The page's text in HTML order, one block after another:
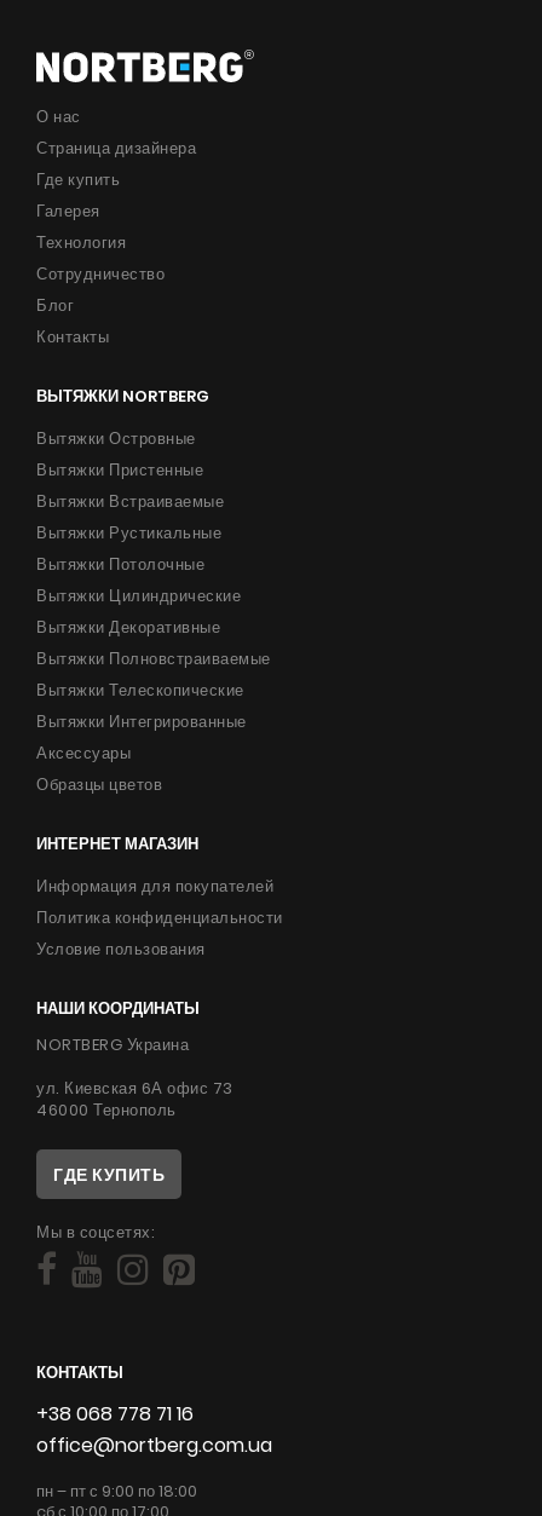
О нас
Страница дизайнера
Где купить
Галерея
Технология
Сотрудничество
Блог
Контакты
ВЫТЯЖКИ NORTBERG
Вытяжки Островные
Вытяжки Пристенные
Вытяжки Встраиваемые
Вытяжки Рустикальные
Вытяжки Потолочные
Вытяжки Цилиндрические
Вытяжки Декоративные
Вытяжки Полновстраиваемые
Вытяжки Телескопические
Вытяжки Интегрированные
Аксессуары
Образцы цветов
ИНТЕРНЕТ МАГАЗИН
Информация для покупателей
Политика конфиденциальности
Условие пользования
НАШИ КООРДИНАТЫ
NORTBERG Украина
ул. Киевская 6А офис 73
46000 Тернополь
ГДЕ КУПИТЬ
Мы в соцсетях:
КОНТАКТЫ
+38 068 778 71 16
office@nortberg.com.ua
пн – пт с 9:00 по 18:00